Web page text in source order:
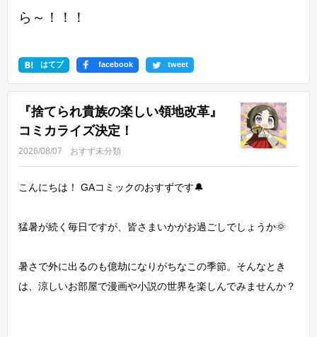
ら～！！！
はてブ facebook tweet
『捨てられ貴族の楽しい領地改革』
コミカライズ決定！
2026/08/07 おすず未分類
こんにちは！ GAコミックのおすずです🔔
猛暑が続く毎日ですが、皆さまいかがお過ごしでしょうか🌞
暑さで外に出るのも億劫になりがちなこの季節。そんなとき
は、涼しいお部屋で漫画や小説の世界を楽しんでみませんか？